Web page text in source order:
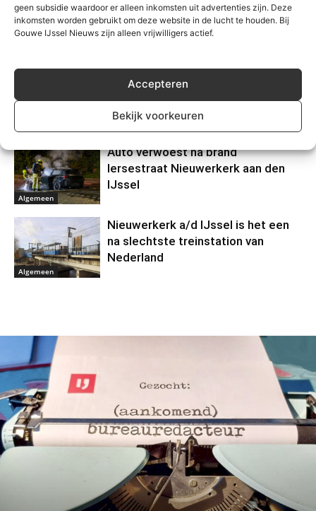
geen subsidie waardoor er alleen inkomsten uit advertenties zijn. Deze
inkomsten worden gebruikt om deze website in de lucht te houden. Bij
Gouwe IJssel Nieuws zijn alleen vrijwilligers actief.
Accepteren
Bekijk voorkeuren
Zuidplas voert gemeentebreed
in
Algemeen
Auto verwoest na brand
Iersestraat Nieuwerkerk aan den
IJssel
Algemeen
Nieuwerkerk a/d IJssel is het een
na slechtste treinstation van
Nederland